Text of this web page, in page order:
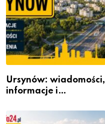
Ursynów: wiadomości,
informacje i